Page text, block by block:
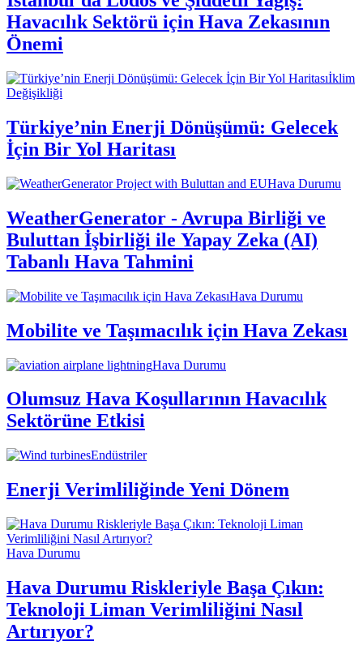
Havacılık Sektörü için Hava Zekasının
Önemi
İklim
Değişikliği
Türkiye’nin Enerji Dönüşümü: Gelecek
İçin Bir Yol Haritası
Hava Durumu
WeatherGenerator - Avrupa Birliği ve
Buluttan İşbirliği ile Yapay Zeka (AI)
Tabanlı Hava Tahmini
Hava Durumu
Mobilite ve Taşımacılık için Hava Zekası
Hava Durumu
Olumsuz Hava Koşullarının Havacılık
Sektörüne Etkisi
Endüstriler
Enerji Verimliliğinde Yeni Dönem
Hava Durumu
Hava Durumu Riskleriyle Başa Çıkın:
Teknoloji Liman Verimliliğini Nasıl
Artırıyor?